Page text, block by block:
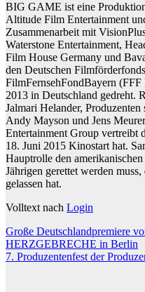
BIG GAME ist eine
Altitude Film Entertainment
Zusammenarbeit mit
Waterstone Entertainment,
Film House Germany und
den Deutschen
FilmFernsehFondBayern
2013 in Deutschland gedreht.
Jalmari Helander,
Andy Mayson und Jens
Entertainment Group vertreibt
18. Juni 2015 Kinostart hat.
Hauptrolle den
Jährigen gerettet werden
gelassen hat.
Volltext nach Login
Beitragsnavigation
Große Deutschlandpremiere
HERZGEBRECHE in Berlin
7. Produzentenfest der